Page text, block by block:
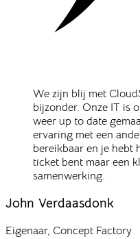
We zijn blij met
bijzonder. Onze IT is
weer up to date
ervaring met een
bereikbaar en je hebt
ticket bent maar een
samenwerking.
John Verdaasdonk
Eigenaar, Concept Factory